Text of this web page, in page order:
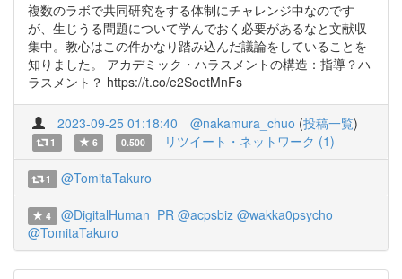
複数のラボで共同研究をする体制にチャレンジ中なのです
が、生じうる問題について学んでおく必要があるなと文献収
集中。教心はこの件かなり踏み込んだ議論をしていることを
知りました。 アカデミック・ハラスメントの構造：指導？ハ
ラスメント？ https://t.co/e2SoetMnFs
2023-09-25 01:18:40 @nakamura_chuo (投稿一覧)
1 6 0.500 リツイート・ネットワーク (1)
1 @TomitaTakuro
4 @DigitalHuman_PR @acpsbiz @wakka0psycho
@TomitaTakuro